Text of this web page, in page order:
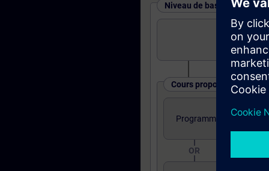
Niveau de base : cours et
Cours proposés sous
Programmation TIA
OR